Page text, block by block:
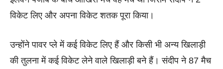
विकेट लिए और अपना विकेट शतक पूरा किया।
उन्होंने पावर प्ले में कई विकेट लिए हैं और किसी भी अन्य खिलाड़ी
की तुलना में कई विकेट लेने वाले खिलाड़ी बने हैं। संदीप ने 87 मैच